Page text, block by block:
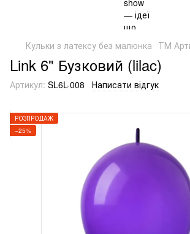
Кульки з латексу без малюнка ТМ
Link 6" Бузковий (lilac)
Артикул: SL6L-008 Написати відгук
РОЗПРОДАЖ
−25%